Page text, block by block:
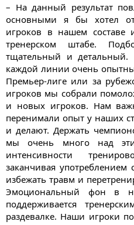
– На данный результат
основными я бы хотел
игроков в нашем
тренерском штабе.
тщательный и
каждой линии очень
Премьер-лиге или за
игроков мы собрали
и новых игроков. Нам
перенимали опыт у наших
и делают. Держать
мы очень много над
интенсивности
заканчивая
избежать травм и
Эмоциональный фон в
поддерживается
раздевалке. Наши игроки